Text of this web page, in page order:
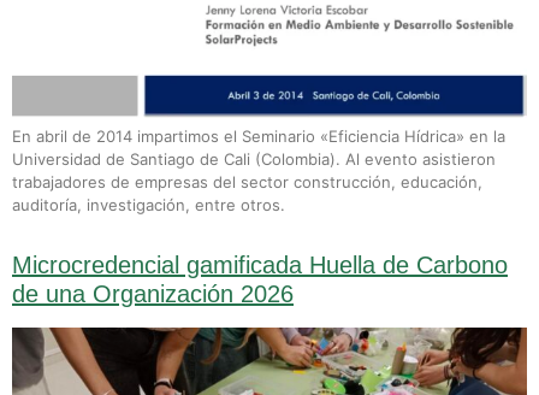
En abril de 2014 impartimos el Seminario «Eficiencia Hídrica» en la
Universidad de Santiago de Cali (Colombia). Al evento asistieron
trabajadores de empresas del sector construcción, educación,
auditoría, investigación, entre otros.
Microcredencial gamificada Huella de Carbono
de una Organización 2026